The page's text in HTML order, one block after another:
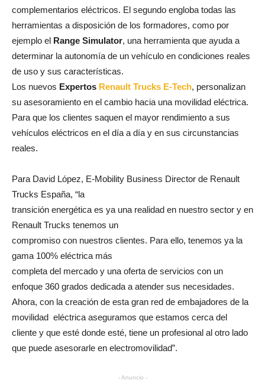
complementarios eléctricos. El segundo engloba todas las
herramientas a disposición de los formadores, como por
ejemplo el Range Simulator, una herramienta que ayuda a
determinar la autonomía de un vehículo en condiciones reales
de uso y sus características.
Los nuevos Expertos Renault Trucks E-Tech, personalizan
su asesoramiento en el cambio hacia una movilidad eléctrica.
Para que los clientes saquen el mayor rendimiento a sus
vehículos eléctricos en el día a día y en sus circunstancias
reales.
Para David López, E-Mobility Business Director de Renault
Trucks España, “la
transición energética es ya una realidad en nuestro sector y en
Renault Trucks tenemos un
compromiso con nuestros clientes. Para ello, tenemos ya la
gama 100% eléctrica más
completa del mercado y una oferta de servicios con un
enfoque 360 grados dedicada a atender sus necesidades.
Ahora, con la creación de esta gran red de embajadores de la
movilidad eléctrica aseguramos que estamos cerca del
cliente y que esté donde esté, tiene un profesional al otro lado
que puede asesorarle en electromovilidad”.
- Anuncio -